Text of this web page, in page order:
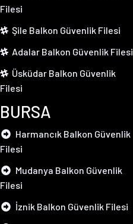
Filesi
Şile Balkon Güvenlik Filesi
Adalar Balkon Güvenlik Filesi
Üsküdar Balkon Güvenlik
Filesi
BURSA
Harmancık Balkon Güvenlik
Filesi
Mudanya Balkon Güvenlik
Filesi
İznik Balkon Güvenlik Filesi